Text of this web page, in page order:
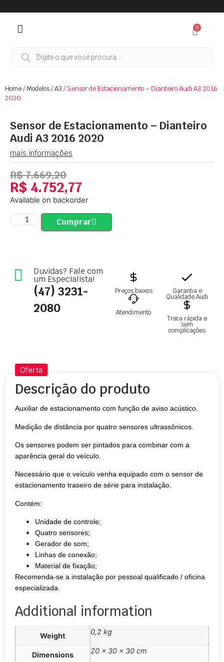
0
Home/Modelos/A3 / Sensor de Estacionamento – Dianteiro Audi A3 2016
2020
Oferta
Descrição do produto
Auxiliar de estacionamento com função de aviso acústico.
Medição de distância por quatro sensores ultrassônicos.
Os sensores podem ser pintados para combinar com a
aparência geral do veículo.
Necessário que o veículo venha equipado com o sensor de
estacionamento traseiro de série para instalação.
Contém:
Unidade de controle;
Quatro sensores;
Gerador de som;
Linhas de conexão;
Material de fixação;
Recomenda-se a instalação por pessoal qualificado / oficina
especializada.
Additional information
Weight 0,2 kg
Dimensions 20 × 30 × 30 cm
Sensor de Estacionamento – Dianteiro
Audi A3 2016 2020
mais informações
R$7.669,20
R$ 4.752,77
Available on backorder
Comprar
Duvidas? Fale com
um Especialista!
(47) 3231-
2080
Preços baixos
Atendimento
Garantia e
Qualidade Audi
Troca rápida e
sem
complicações